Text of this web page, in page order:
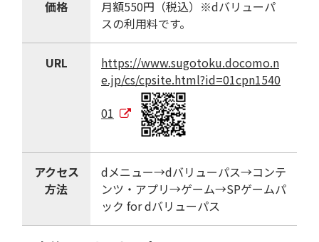
価格
月額550円（税込）※dバリューパ
スの利用料です。
URL
https://www.sugotoku.docomo.n
e.jp/cs/cpsite.html?id=01cpn1540
01
アクセス
方法
dメニュー→dバリューパス→コンテ
ンツ・アプリ→ゲーム→SPゲームパ
ック for dバリューパス